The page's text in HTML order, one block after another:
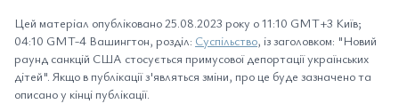
Цей матеріал опубліковано 25.08.2023 року о 11:10 GMT+3 Київ;
04:10 GMT-4 Вашингтон, розділ: Суспільство, із заголовком: "Новий
раунд санкцій США стосується примусової депортації українських
дітей". Якщо в публікації з'являться зміни, про це буде зазначено та
описано у кінці публікації.